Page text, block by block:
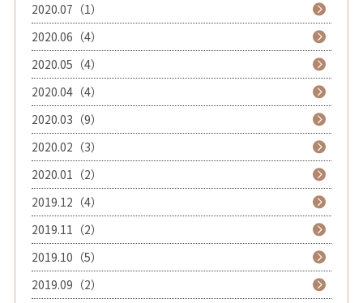
2020.07（1）
2020.06（4）
2020.05（4）
2020.04（4）
2020.03（9）
2020.02（3）
2020.01（2）
2019.12（4）
2019.11（2）
2019.10（5）
2019.09（2）